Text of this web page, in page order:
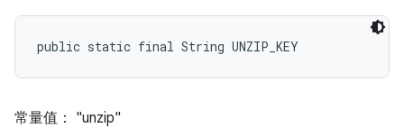
public static final String UNZIP_KEY
常量值： "unzip"